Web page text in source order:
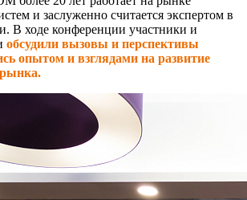
и заслуженно считается экспертом в
В ходе конференции участники и
обсудили вызовы и перспективы
опытом и взглядами на развитие